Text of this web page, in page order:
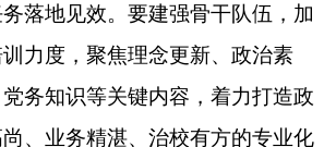
查清单，实行问题销号管理，
人，定期开展“回头看”，确保
。要提升精细化管理水平，严
格落实课外读物审核、推荐、